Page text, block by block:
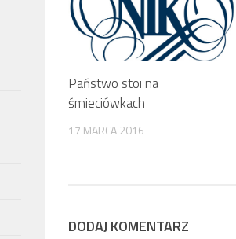
Państwo stoi na
śmieciówkach
17 MARCA 2016
DODAJ KOMENTARZ